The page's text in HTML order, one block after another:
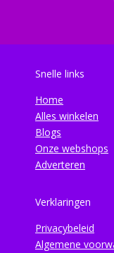
Snelle links
Home
Alles winkelen
Blogs
Onze webshops
Adverteren
Verklaringen
Privacybeleid
Algemene